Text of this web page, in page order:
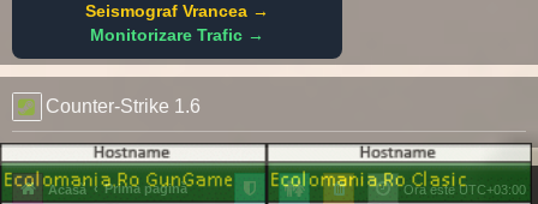
Seismograf Vrancea →
Monitorizare Trafic →
Counter-Strike 1.6
Acasă Prima pagină Ora este UTC+03:00